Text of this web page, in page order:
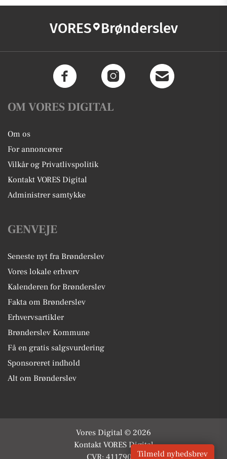
VORES Brønderslev
OM VORES DIGITAL
Om os
For annoncører
Vilkår og Privatlivspolitik
Kontakt VORES Digital
Administrer samtykke
GENVEJE
Seneste nyt fra Brønderslev
Vores lokale erhverv
Kalenderen for Brønderslev
Fakta om Brønderslev
Erhvervsartikler
Brønderslev Kommune
Få en gratis salgsvurdering
Sponsoreret indhold
Alt om Brønderslev
Vores Digital © 2026
Kontakt VORES Digital
Tilmeld nyhedsbrev